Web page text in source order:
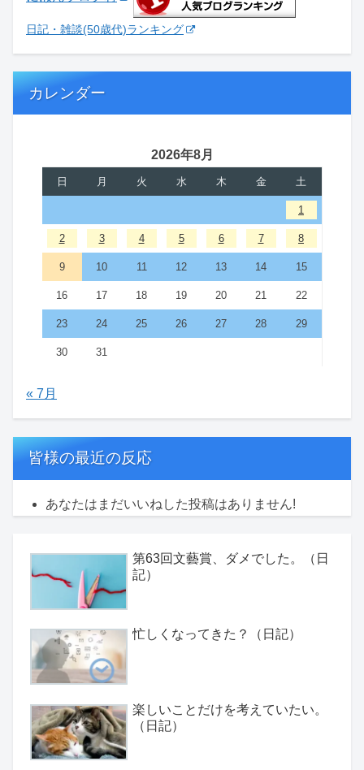
日記・雑談(50歳代)ランキング
カレンダー
2026年8月
日 月 火 水 木 金 土
1
2 3 4 5 6 7 8
9 10 11 12 13 14 15
16 17 18 19 20 21 22
23 24 25 26 27 28 29
30 31
« 7月
皆様の最近の反応
あなたはまだいいねした投稿はありません!
第63回文藝賞、ダメでした。（日
記）
忙しくなってきた？（日記）
楽しいことだけを考えていたい。
（日記）